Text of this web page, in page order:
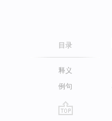
目录
释义
例句